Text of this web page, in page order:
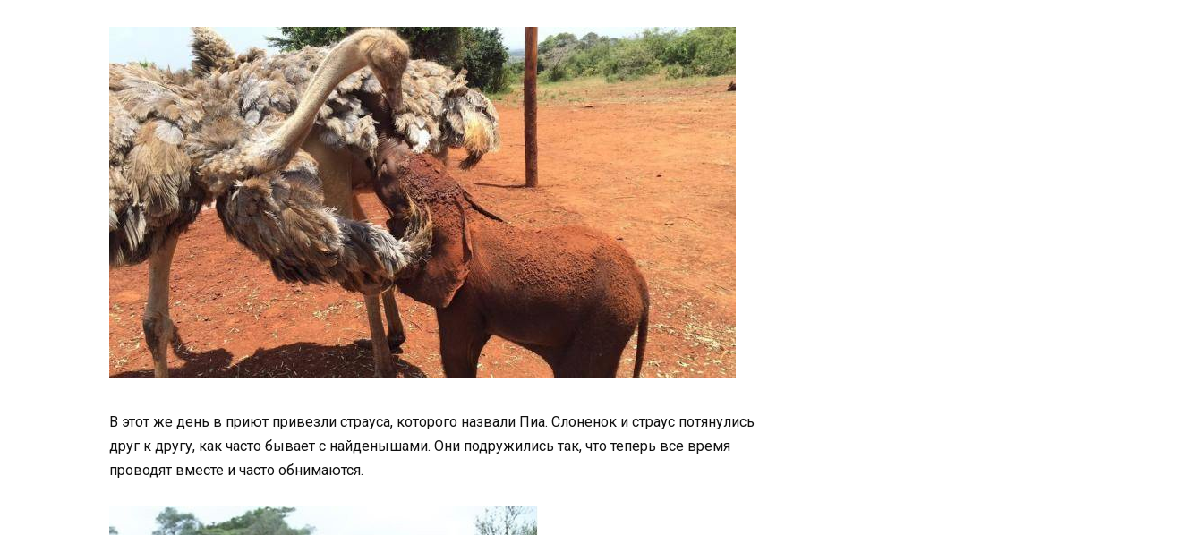
В этот же день в приют привезли страуса, которого назвали Пиа. Слоненок и страус потянулись
друг к другу, как часто бывает с найденышами. Они подружились так, что теперь все время
проводят вместе и часто обнимаются.